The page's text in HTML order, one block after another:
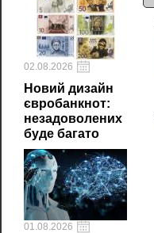
02.08.2026
Новий дизайн
євробанкнот:
незадоволених
буде багато
01.08.2026